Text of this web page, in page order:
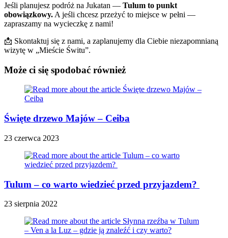
Jeśli planujesz podróż na Jukatan — Tulum to punkt
obowiązkowy. A jeśli chcesz przeżyć to miejsce w pełni —
zapraszamy na wycieczkę z nami!
📩 Skontaktuj się z nami, a zaplanujemy dla Ciebie niezapomnianą
wizytę w „Mieście Świtu”.
Może ci się spodobać również
Święte drzewo Majów – Ceiba
23 czerwca 2023
Tulum – co warto wiedzieć przed przyjazdem?
23 sierpnia 2022